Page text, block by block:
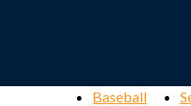
Baseball